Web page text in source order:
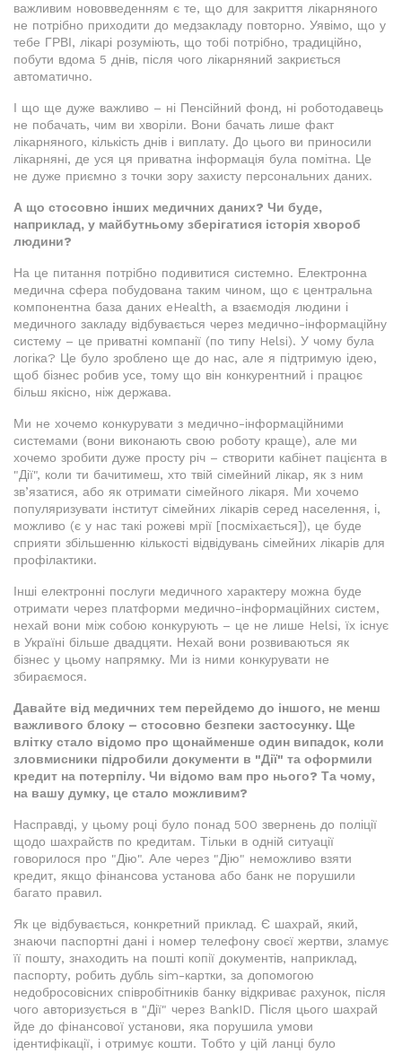
важливим нововведенням є те, що для закриття лікарняного
не потрібно приходити до медзакладу повторно. Уявімо, що у
тебе ГРВІ, лікарі розуміють, що тобі потрібно, традиційно,
побути вдома 5 днів, після чого лікарняний закриється
автоматично.
І що ще дуже важливо – ні Пенсійний фонд, ні роботодавець
не побачать, чим ви хворіли. Вони бачать лише факт
лікарняного, кількість днів і виплату. До цього ви приносили
лікарняні, де уся ця приватна інформація була помітна. Це
не дуже приємно з точки зору захисту персональних даних.
А що стосовно інших медичних даних? Чи буде,
наприклад, у майбутньому зберігатися історія хвороб
людини?
На це питання потрібно подивитися системно. Електронна
медична сфера побудована таким чином, що є центральна
компонентна база даних eHealth, а взаємодія людини і
медичного закладу відбувається через медично-інформаційну
систему – це приватні компанії (по типу Helsi). У чому була
логіка? Це було зроблено ще до нас, але я підтримую ідею,
щоб бізнес робив усе, тому що він конкурентний і працює
більш якісно, ніж держава.
Ми не хочемо конкурувати з медично-інформаційними
системами (вони виконають свою роботу краще), але ми
хочемо зробити дуже просту річ – створити кабінет пацієнта в
"Дії", коли ти бачитимеш, хто твій сімейний лікар, як з ним
зв’язатися, або як отримати сімейного лікаря. Ми хочемо
популяризувати інститут сімейних лікарів серед населення, і,
можливо (є у нас такі рожеві мрії [посміхається]), це буде
сприяти збільшенню кількості відвідувань сімейних лікарів для
профілактики.
Інші електронні послуги медичного характеру можна буде
отримати через платформи медично-інформаційних систем,
нехай вони між собою конкурують – це не лише Helsi, їх існує
в Україні більше двадцяти. Нехай вони розвиваються як
бізнес у цьому напрямку. Ми із ними конкурувати не
збираємося.
Давайте від медичних тем перейдемо до іншого, не менш
важливого блоку – стосовно безпеки застосунку. Ще
влітку стало відомо про щонайменше один випадок, коли
зловмисники підробили документи в "Дії" та оформили
кредит на потерпілу. Чи відомо вам про нього? Та чому,
на вашу думку, це стало можливим?
Насправді, у цьому році було понад 500 звернень до поліції
щодо шахрайств по кредитам. Тільки в одній ситуації
говорилося про "Дію". Але через "Дію" неможливо взяти
кредит, якщо фінансова установа або банк не порушили
багато правил.
Як це відбувається, конкретний приклад. Є шахрай, який,
знаючи паспортні дані і номер телефону своєї жертви, зламує
її пошту, знаходить на пошті копії документів, наприклад,
паспорту, робить дубль sim-картки, за допомогою
недобросовісних співробітників банку відкриває рахунок, після
чого авторизується в "Дії" через BankID. Після цього шахрай
йде до фінансової установи, яка порушила умови
ідентифікації, і отримує кошти. Тобто у цій ланці було